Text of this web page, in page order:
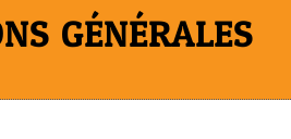
GÉNÉRALES